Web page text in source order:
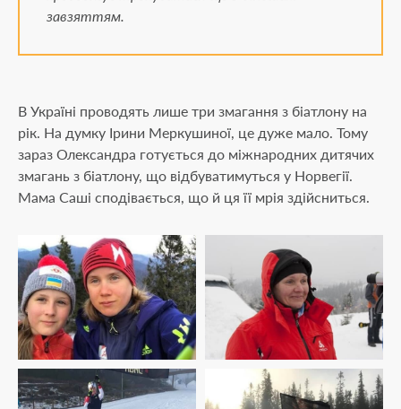
завзяттям.
В Україні проводять лише три змагання з біатлону на
рік. На думку Ірини Меркушиної, це дуже мало. Тому
зараз Олександра готується до міжнародних дитячих
змагань з біатлону, що відбуватимуться у Норвегії.
Мама Саші сподівається, що й ця її мрія здійсниться.